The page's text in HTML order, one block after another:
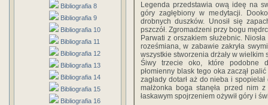
Bibliografia 8
Bibliografia 9
Bibliografia 10
Bibliografia 11
Bibliografia 12
Bibliografia 13
Bibliografia 14
Bibliografia 15
Bibliografia 16
Legenda przedstawia ową ideę na
góry zagłębiony w medytacji.
drobnych duszków. Unosił się
pszczół. Zgromadzeni przy bogu
Parwati z orszakiem służebnic.
roześmiana, w zabawie zakryła
wszystkie stworzenia drżały w wielkim
Śiwy trzecie oko, które podobne
płomienny blask tego oka zaczął
zagłady dotarł aż do nieba i
małżonka boga stanęła przed nim
łaskawym spojrzeniem ożywił góry i